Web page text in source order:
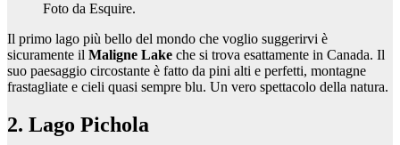
Foto da Esquire.
Il primo lago più bello del mondo che voglio suggerirvi è
sicuramente il Maligne Lake che si trova esattamente in Canada. Il
suo paesaggio circostante è fatto da pini alti e perfetti, montagne
frastagliate e cieli quasi sempre blu. Un vero spettacolo della natura.
2. Lago Pichola